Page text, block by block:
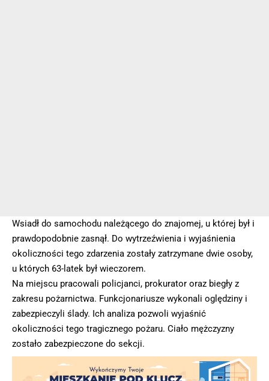
Wsiadł do samochodu należącego do znajomej, u której był i
prawdopodobnie zasnął. Do wytrzeźwienia i wyjaśnienia
okoliczności tego zdarzenia zostały zatrzymane dwie osoby,
u których 63-latek był wieczorem.
Na miejscu pracowali policjanci, prokurator oraz biegły z
zakresu pożarnictwa. Funkcjonariusze wykonali oględziny i
zabezpieczyli ślady. Ich analiza pozwoli wyjaśnić
okoliczności tego tragicznego pożaru. Ciało mężczyzny
zostało zabezpieczone do sekcji.